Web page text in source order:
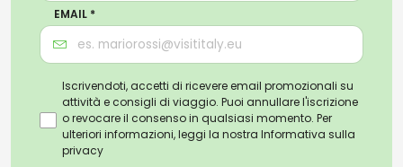
EMAIL *
Iscrivendoti, accetti di ricevere email promozionali su
attività e consigli di viaggio. Puoi annullare l'iscrizione
o revocare il consenso in qualsiasi momento. Per
ulteriori informazioni, leggi la nostra Informativa sulla
privacy